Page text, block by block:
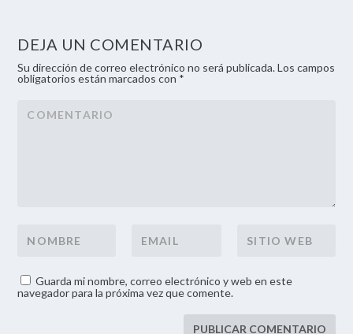
DEJA UN COMENTARIO
Su dirección de correo electrónico no será publicada. Los campos
obligatorios están marcados con *
Guarda mi nombre, correo electrónico y web en este
navegador para la próxima vez que comente.